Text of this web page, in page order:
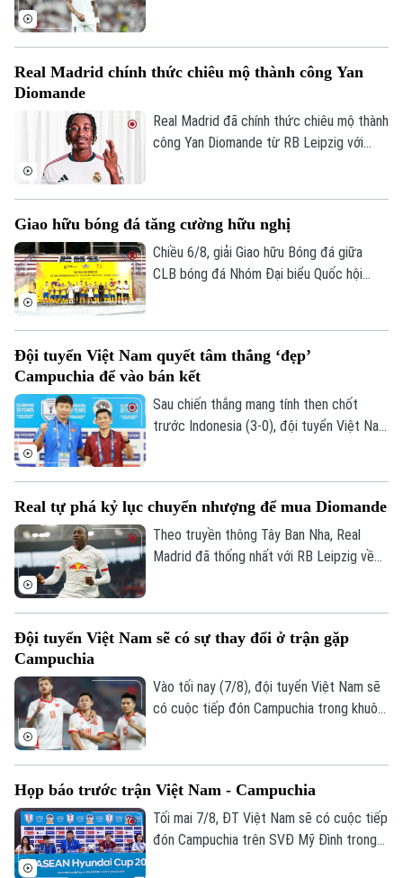
Real Madrid chính thức chiêu mộ thành công Yan
Diomande
Real Madrid đã chính thức chiêu mộ thành
công Yan Diomande từ RB Leipzig với
triệu euro phụ phí tùy theo thành tích.
Giao hữu bóng đá tăng cường hữu nghị
Chiều 6/8, giải Giao hữu Bóng đá giữa
CLB bóng đá Nhóm Đại biểu Quốc hội
hữu nghị.
Đội tuyển Việt Nam quyết tâm thắng ‘đẹp’
Campuchia để vào bán kết
Sau chiến thắng mang tính then chốt
trước Indonesia (3-0), đội tuyển Việt Nam
làm nhiều hơn thế trước Campuchia, quyết
thắng đẹp đối thủ đã sớm bị loại để giành
ngôi nhất bảng.
Real tự phá kỷ lục chuyển nhượng để mua Diomande
Theo truyền thông Tây Ban Nha, Real
Madrid đã thống nhất với RB Leipzig về
CLB.
Đội tuyển Việt Nam sẽ có sự thay đổi ở trận gặp
Campuchia
Vào tối nay (7/8), đội tuyển Việt Nam sẽ
có cuộc tiếp đón Campuchia trong khuôn
có những sự điều chỉnh một số vị trí
trong đội hình đội tuyển Việt Nam, nhưng
vẫn hướng tới chiến thắng trước
Họp báo trước trận Việt Nam - Campuchia
Tối mai 7/8, ĐT Việt Nam sẽ có cuộc tiếp
đón Campuchia trên SVĐ Mỹ Đình trong